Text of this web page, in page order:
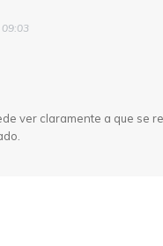
ver claramente a que se